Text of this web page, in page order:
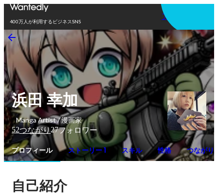
400万人が利用するビジネスSNS
アプリを使う
浜田 幸加
Manga Artist / 漫画家
52つながり27フォロワー
プロフィール ストーリー 1 スキル 性格 つながり
自己紹介